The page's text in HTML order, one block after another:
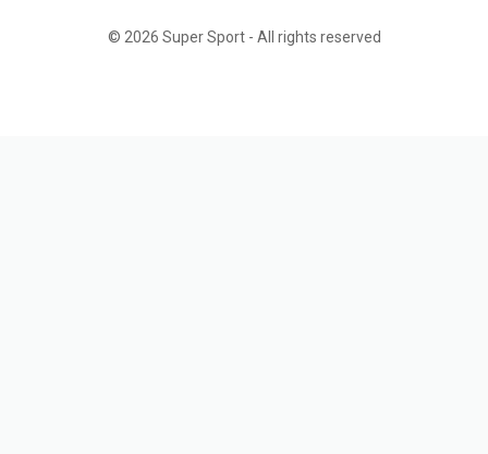
© 2026 Super Sport- All rights reserved